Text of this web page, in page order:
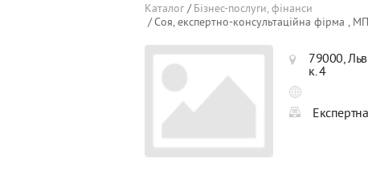
Каталог
Бізнес-послуги, фінанси
Соя, експертно-консультаційна фірма ,
79000,
к. 4